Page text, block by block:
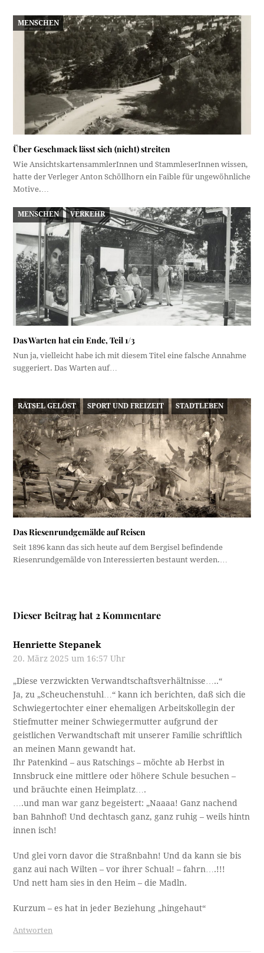
MENSCHEN
Über Geschmack lässt sich (nicht) streiten
Wie AnsichtskartensammlerInnen und StammleserInnen wissen,
hatte der Verleger Anton Schöllhorn ein Fai­ble für ungewöhnliche
Motive.…
MENSCHEN VERKEHR
Das Warten hat ein Ende, Teil 1/3
Nun ja, vielleicht habe ich mit diesem Titel eine falsche Annahme
suggeriert. Das Warten auf…
RÄTSEL GELÖST SPORT UND FREIZEIT STADTLEBEN
Das Riesenrundgemälde auf Reisen
Seit 1896 kann das sich heute auf dem Bergisel befindende
Riesenrundgemälde von Interessierten bestaunt werden.…
Dieser Beitrag hat 2 Kommentare
Henriette Stepanek
20. März 2025 um 16:57 Uhr
„Diese verzwickten Verwandtschaftsverhältnisse…..“
Ja, zu „Scheuchenstuhl…“ kann ich berichten, daß sich die
Schwiegertochter einer ehemaligen Arbeitskollegin der
Stiefmutter meiner Schwiegermutter aufgrund der
geistlichen Verwandtschaft mit unserer Familie schriftlich
an meinen Mann gewandt hat.
Ihr Patenkind – aus Ratschings – möchte ab Herbst in
Innsbruck eine mittlere oder höhere Schule besuchen –
und bräuchte einen Heimplatz….
….und man war ganz begeistert: „Naaaa! Ganz nachend
ban Bahnhof! Und dechtasch ganz, ganz ruhig – weils hintn
innen isch!
Und glei vorn davor die Straßnbahn! Und da kann sie bis
ganz aui nach Wilten – vor ihrer Schual! – fahrn….!!!
Und nett ham sies in den Heim – die Madln.
Kurzum – es hat in jeder Beziehung „hingehaut“
Antworten